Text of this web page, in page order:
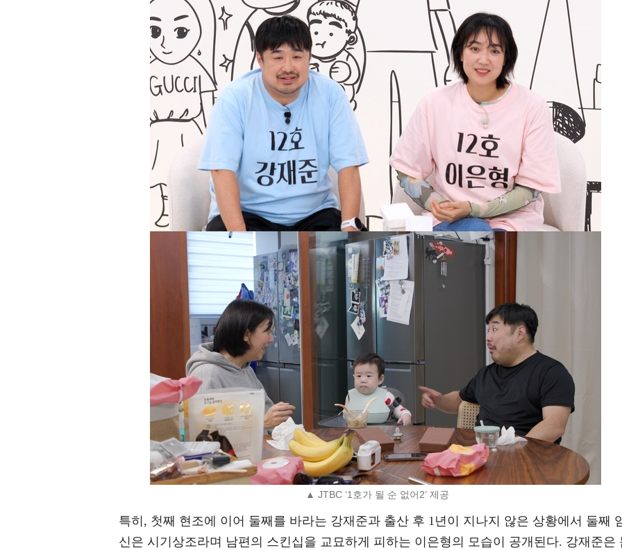
▲ JTBC ‘1호가 될 순 없어2’ 제공
특히, 첫째 현조에 이어 둘째를 바라는 강재준과 출산 후 1년이 지나지 않은 상황에서 둘째
신은 시기상조라며 남편의 스킨십을 교묘하게 피하는 이은형의 모습이 공개된다. 강재준은